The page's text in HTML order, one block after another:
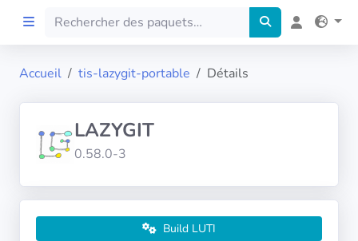
Preprod
À propos
FILTRES
Accueil tis-lazygit-portable Détails
LAZYGIT
0.58.0-3
Build LUTI